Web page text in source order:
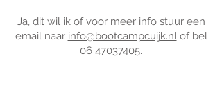
Ja, dit wil ik of voor meer info stuur een
email naar info@bootcampcuijk.nlof bel
06 47037405.